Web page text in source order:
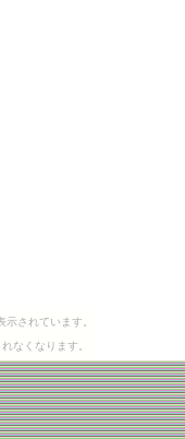
されています。
なくなります。